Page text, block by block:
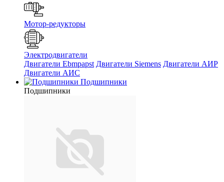
Мотор-редукторы
Электродвигатели
Двигатели Ebmpapst Двигатели Siemens Двигатели АИР
Двигатели АИС
Подшипники
Подшипники